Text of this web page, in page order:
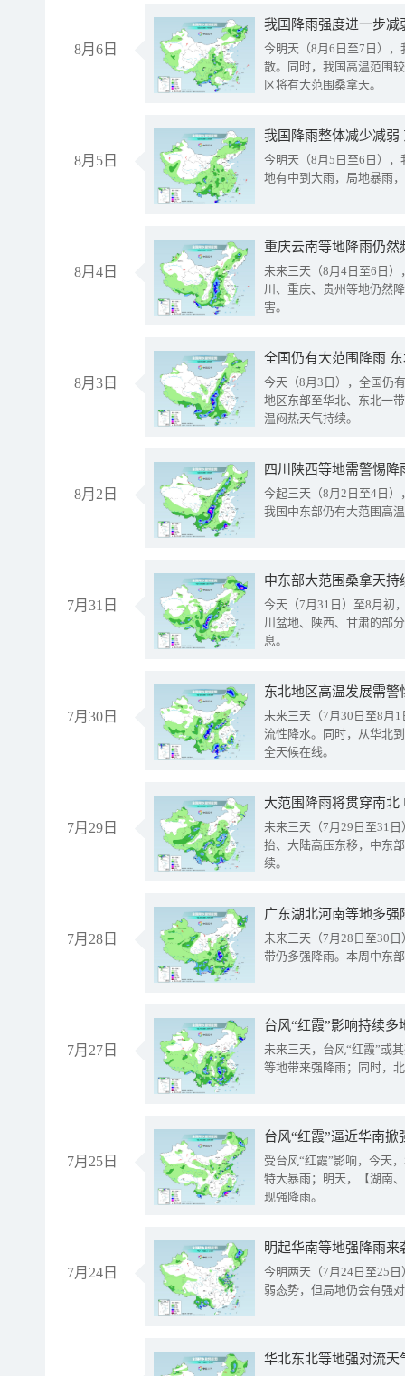
8月6日
今明天（8月6日至7日）
散。同时，我国高温范围
区将有大范围桑拿天。
8月5日
我国降雨整体减少减弱
今明天（8月5日至6日）
地有中到大雨，局地暴雨
8月4日
重庆云南等地降雨仍然
未来三天（8月4日至6日
川、重庆、贵州等地仍然
害。
8月3日
全国仍有大范围降雨
今天（8月3日），全国仍
地区东部至华北、东北一
温闷热天气持续。
8月2日
今起三天（8月2日至4日
我国中东部仍有大范围高
7月31日
中东部大范围桑拿天
今天（7月31日）至8月初
川盆地、陕西、甘肃的部
息。
7月30日
东北地区高温发展需
未来三天（7月30日至8月
流性降水。同时，从华北
全天候在线。
7月29日
大范围降雨将贯穿南
未来三天（7月29日至31
抬、大陆高压东移，中东
续。
7月28日
广东湖北河南等地多
未来三天（7月28日至30
带仍多强降雨。本周中东
7月27日
台风“红霞”影响持续
未来三天，台风“红霞”或
等地带来强降雨；同时，
7月25日
台风“红霞”逼近华南
受台风“红霞”影响，今天
特大暴雨；明天，【湖南
现强降雨。
7月24日
明起华南等地强降雨
今明两天（7月24日至25
弱态势，但局地仍会有强
华北东北等地强对流天